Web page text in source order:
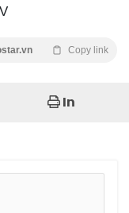
Copy link
In